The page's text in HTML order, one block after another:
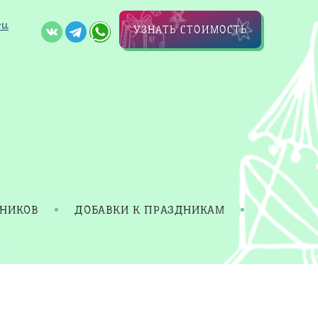
УЗНАТЬ СТОИМОСТЬ
ДОБАВКИ К ПРАЗДНИКАМ